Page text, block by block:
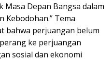
Masa Depan Bangsa dalam
Kebodohan.” Tema
bahwa perjuangan belum
ke perjuangan
sosial dan ekonomi